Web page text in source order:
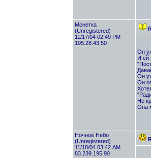
Монетка
(Unregistered)
11/17/04 02:49 PM
195.28.43.50
Он
И ей
Он
Он
Не
Она
Ночное Небо
(Unregistered)
11/18/04 03:42 AM
83.239.195.90